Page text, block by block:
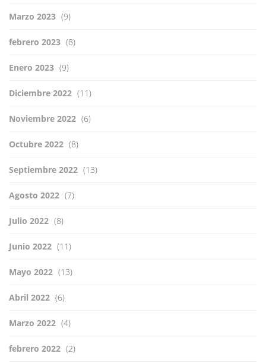
Marzo 2023 (9)
febrero 2023 (8)
Enero 2023 (9)
Diciembre 2022 (11)
Noviembre 2022 (6)
Octubre 2022 (8)
Septiembre 2022 (13)
Agosto 2022 (7)
Julio 2022 (8)
Junio 2022 (11)
Mayo 2022 (13)
Abril 2022 (6)
Marzo 2022 (4)
febrero 2022 (2)